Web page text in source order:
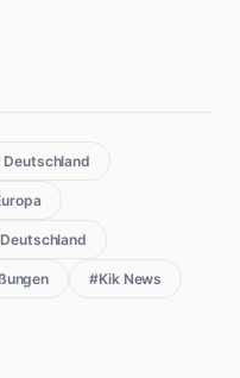
Deutschland
#Kik News